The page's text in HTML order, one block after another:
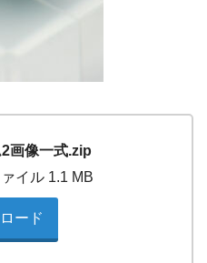
画像一式.zip
イル 1.1 MB
ード